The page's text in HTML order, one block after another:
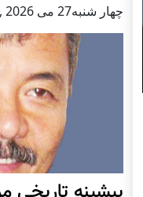
چهار شنبه27 می 2026 ,